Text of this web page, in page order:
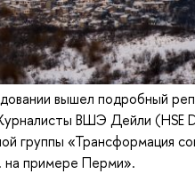
вышел подробный
ВШЭ Дейли (HSE
группы «Трансформация
на примере Перми».